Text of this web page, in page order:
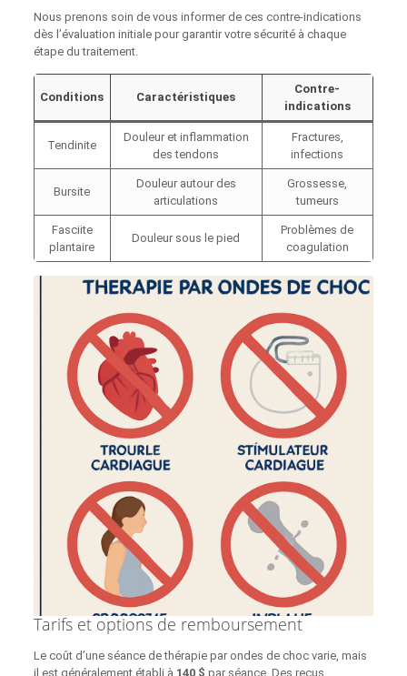
Nous prenons soin de vous informer de ces contre-indications
dès l’évaluation initiale pour garantir votre sécurité à chaque
étape du traitement.
Conditions Caractéristiques
Contre-
indications
Tendinite
Douleur et inflammation
des tendons
Fractures,
infections
Bursite
Douleur autour des
articulations
Grossesse,
tumeurs
Fasciite
plantaire
Douleur sous le pied
Problèmes de
coagulation
Tarifs et options de remboursement
Le coût d’une séance de thérapie par ondes de choc varie, mais
il est généralement établi à 140 $ par séance. Des reçus